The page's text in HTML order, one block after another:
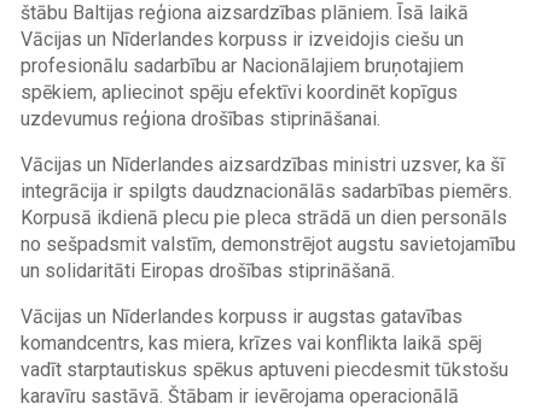
štābu Baltijas reģiona aizsardzības plāniem. Īsā laikā
Vācijas un Nīderlandes korpuss ir izveidojis ciešu un
profesionālu sadarbību ar Nacionālajiem bruņotajiem
spēkiem, apliecinot spēju efektīvi koordinēt kopīgus
uzdevumus reģiona drošības stiprināšanai.
Vācijas un Nīderlandes aizsardzības ministri uzsver, ka šī
integrācija ir spilgts daudznacionālās sadarbības piemērs.
Korpusā ikdienā plecu pie pleca strādā un dien personāls
no sešpadsmit valstīm, demonstrējot augstu savietojamību
un solidaritāti Eiropas drošības stiprināšanā.
Vācijas un Nīderlandes korpuss ir augstas gatavības
komandcentrs, kas miera, krīzes vai konflikta laikā spēj
vadīt starptautiskus spēkus aptuveni piecdesmit tūkstošu
karavīru sastāvā. Štābam ir ievērojama operacionālā